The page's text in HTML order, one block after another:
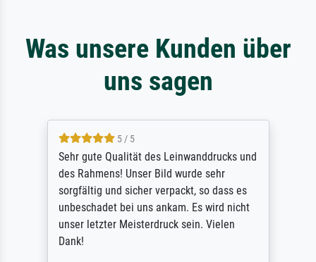
Was unsere Kunden über
uns sagen
5 / 5
Sehr gute Qualität des Leinwanddrucks und
des Rahmens! Unser Bild wurde sehr
sorgfältig und sicher verpackt, so dass es
unbeschadet bei uns ankam. Es wird nicht
unser letzter Meisterdruck sein. Vielen
Dank!